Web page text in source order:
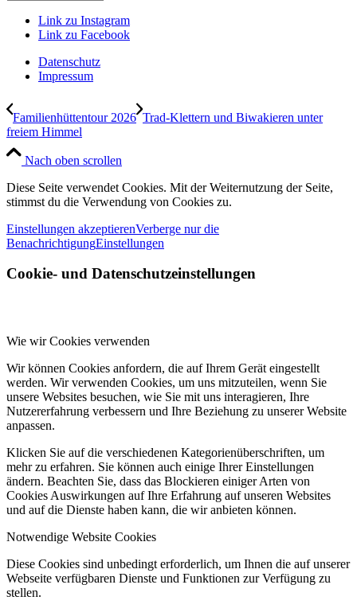
Link zu Instagram
Link zu Facebook
Datenschutz
Impressum
Familienhüttentour 2026 Trad-Klettern und Biwakieren unter
freiem Himmel
Nach oben scrollen
Diese Seite verwendet Cookies. Mit der Weiternutzung der Seite,
stimmst du die Verwendung von Cookies zu.
Einstellungen akzeptierenVerberge nur die
BenachrichtigungEinstellungen
Cookie- und Datenschutzeinstellungen
Wie wir Cookies verwenden
Wir können Cookies anfordern, die auf Ihrem Gerät eingestellt
werden. Wir verwenden Cookies, um uns mitzuteilen, wenn Sie
unsere Websites besuchen, wie Sie mit uns interagieren, Ihre
Nutzererfahrung verbessern und Ihre Beziehung zu unserer Website
anpassen.
Klicken Sie auf die verschiedenen Kategorienüberschriften, um
mehr zu erfahren. Sie können auch einige Ihrer Einstellungen
ändern. Beachten Sie, dass das Blockieren einiger Arten von
Cookies Auswirkungen auf Ihre Erfahrung auf unseren Websites
und auf die Dienste haben kann, die wir anbieten können.
Notwendige Website Cookies
Diese Cookies sind unbedingt erforderlich, um Ihnen die auf unserer
Webseite verfügbaren Dienste und Funktionen zur Verfügung zu
stellen.